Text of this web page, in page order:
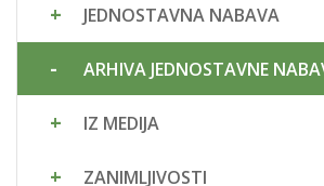
JEDNOSTAVNA NABAVA
ARHIVA JEDNOSTAVNE
IZ MEDIJA
ZANIMLJIVOSTI